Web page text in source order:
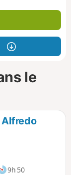
le
Alfredo
9h 50